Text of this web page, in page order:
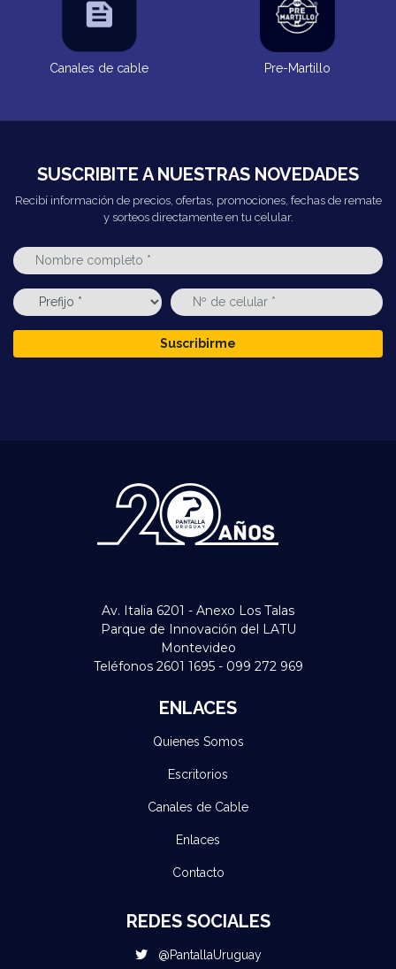
Canales de cable Pre-Martillo
SUSCRIBITE A NUESTRAS NOVEDADES
Recibí información de precios, ofertas, promociones, fechas de remate
y sorteos directamente en tu celular.
Suscribirme
Av. Italia 6201 - Anexo Los Talas
Parque de Innovación del LATU
Montevideo
Teléfonos 2601 1695 - 099 272 969
ENLACES
Quienes Somos
Escritorios
Canales de Cable
Enlaces
Contacto
REDES SOCIALES
@PantallaUruguay